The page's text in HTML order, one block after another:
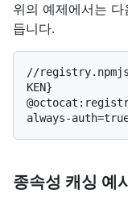
위의 예제에서는
듭니다.
//
KEN}
종속성 캐싱 예시